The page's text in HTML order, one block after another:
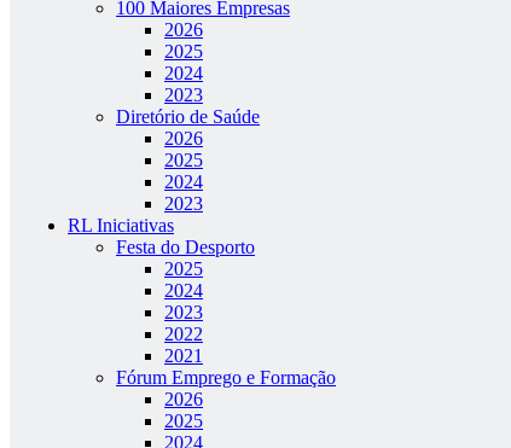
100 Maiores Empresas
2026
2025
2024
2023
Diretório de Saúde
2026
2025
2024
2023
RL Iniciativas
Festa do Desporto
2025
2024
2023
2022
2021
Fórum Emprego e Formação
2026
2025
2024